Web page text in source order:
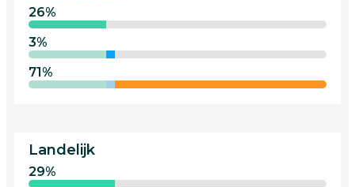
26%
3%
71%
Landelijk
29%